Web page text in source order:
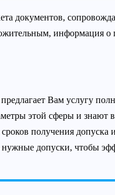
документов,
информация о
Вам услугу
этой сферы и знают
получения допуска
допуски, чтобы